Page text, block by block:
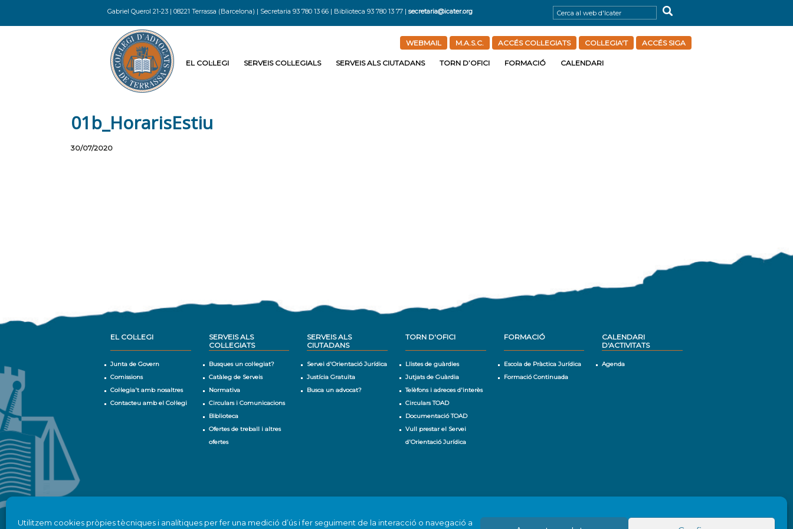
Utilitzem cookies pròpies tècniques i analítiques per fer una medició d’ús i fer seguiment de la interacció o navegació a
Gabriel Querol 21-23 | 08221 Terrassa (Barcelona) | Secretaria 93 780 13 66 | Biblioteca 93 780 13 77 |secretaria@icater.org
WEBMAIL M.A.S.C. ACCÉS COL·LEGIATS COL·LEGIA'T ACCÉS SIGA
EL COL·LEGI SERVEIS COL·LEGIALS SERVEIS ALS CIUTADANS TORN D’OFICI FORMACIÓ CALENDARI
01b_HorarisEstiu
30/07/2020
EL COL·LEGI
Junta de Govern
Comissions
Col·legia't amb nosaltres
Contacteu amb el Col·legi
SERVEIS ALS
COL·LEGIATS
Busques un col·legiat?
Catàleg de Serveis
Normativa
Circulars i Comunicacions
Biblioteca
Ofertes de treball i altres
ofertes
SERVEIS ALS
CIUTADANS
Servei d'Orientació Jurídica
Justícia Gratuïta
Busca un advocat?
TORN D'OFICI
Llistes de guàrdies
Jutjats de Guàrdia
Telèfons i adreces d'interès
Circulars TOAD
Documentació TOAD
Vull prestar el Servei
d'Orientació Jurídica
FORMACIÓ
Escola de Pràctica Jurídica
Formació Continuada
CALENDARI
D'ACTIVITATS
Agenda